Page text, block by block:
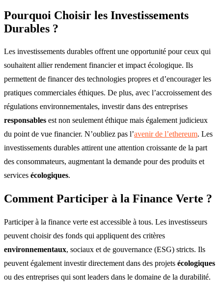
Pourquoi Choisir les Investissements
Durables ?
Les investissements durables offrent une opportunité pour ceux qui
souhaitent allier rendement financier et impact écologique. Ils
permettent de financer des technologies propres et d’encourager les
pratiques commerciales éthiques. De plus, avec l’accroissement des
régulations environnementales, investir dans des entreprises
responsables est non seulement éthique mais également judicieux
du point de vue financier. N’oubliez pas l’avenir de l’ethereum. Les
investissements durables attirent une attention croissante de la part
des consommateurs, augmentant la demande pour des produits et
services écologiques.
Comment Participer à la Finance Verte ?
Participer à la finance verte est accessible à tous. Les investisseurs
peuvent choisir des fonds qui appliquent des critères
environnementaux, sociaux et de gouvernance (ESG) stricts. Ils
peuvent également investir directement dans des projets écologiques
ou des entreprises qui sont leaders dans le domaine de la durabilité.